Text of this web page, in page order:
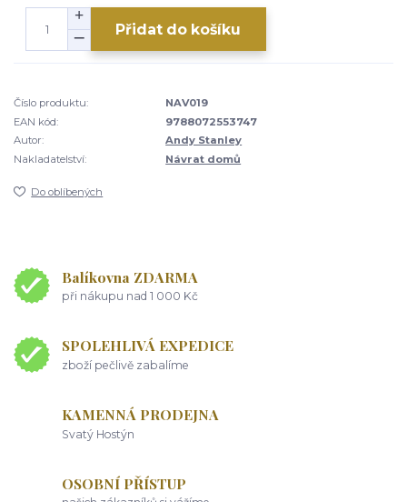
Přidat do košíku
Číslo produktu:
NAV019
EAN kód:
9788072553747
Autor:
Andy Stanley
Nakladatelství:
Návrat domů
Do oblíbených
Balíkovna ZDARMA
při nákupu nad 1 000 Kč
SPOLEHLIVÁ EXPEDICE
zboží pečlivě zabalíme
KAMENNÁ PRODEJNA
Svatý Hostýn
OSOBNÍ PŘÍSTUP